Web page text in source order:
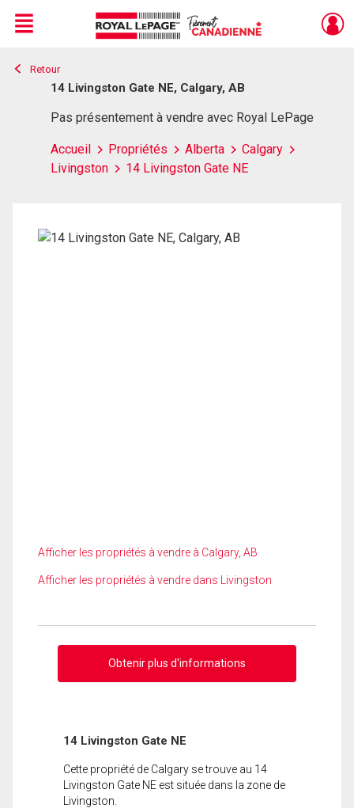
Live
En Direct
Menu
Retour
14 Livingston Gate NE, Calgary, AB
Pas présentement à vendre avec Royal LePage
Accueil Propriétés Alberta
Calgary
Livingston
14 Livingston Gate NE
Afficher les propriétés à vendre à Calgary, AB
Afficher les propriétés à vendre dans Livingston
Obtenir plus d'informations
14 Livingston Gate NE
Cette propriété de Calgary se trouve au 14
Livingston Gate NE est située dans la zone de
Livingston.